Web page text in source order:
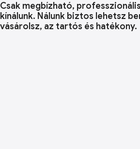
Csak megbízható,
kínálunk. Nálunk biztos lehetsz
vásárolsz, az tartós és hatékony.